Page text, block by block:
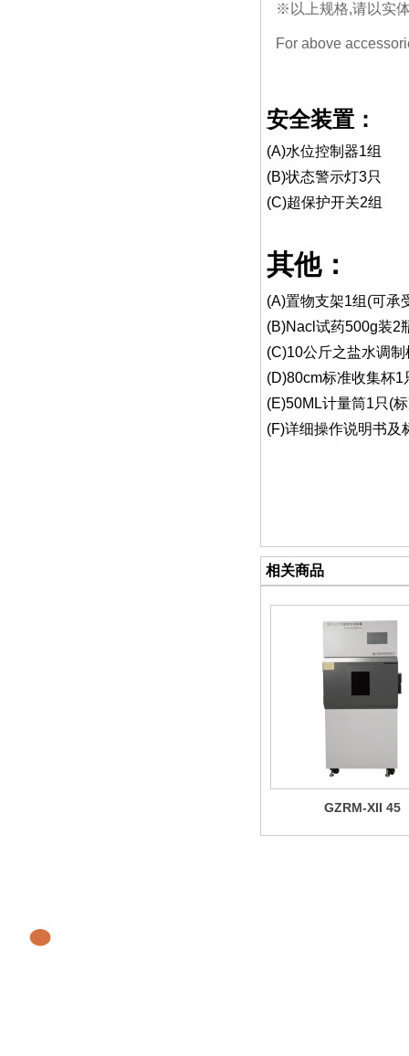
※以上规格,请以实
For above
安全装置：
(A)水位控制器1组
(B)状态警示灯3只
(C)超保护开关2组
其他：
(A)置物支架1组(可承
(B)Nacl试药500g装2
(C)10公斤之盐水调制
(D)80cm标准收集杯
(E)50ML计量筒1只(
(F)详细操作说明书及
相关商品
GZRM-XII 45